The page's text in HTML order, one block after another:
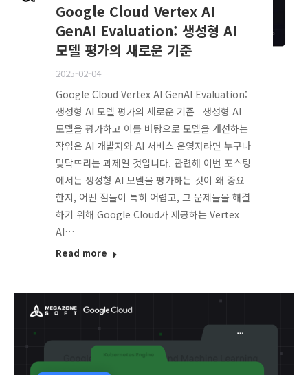
Google Cloud Vertex AI
GenAI Evaluation: 생성형 AI
모델 평가의 새로운 기준
2025-02-04
Google Cloud Vertex AI GenAI Evaluation:
생성형 AI 모델 평가의 새로운 기준 생성형 AI
모델을 평가하고 이를 바탕으로 모델을 개선하는
작업은 AI 개발자와 AI 서비스 운영자라면 누구나
맞닥뜨리는 과제일 것입니다. 관련해 이번 포스팅
에서는 생성형 AI 모델을 평가하는 것이 왜 중요
한지, 어떤 점들이 특히 어렵고, 그 문제들을 해결
하기 위해 Google Cloud가 제공하는 Vertex
AI…
Read more